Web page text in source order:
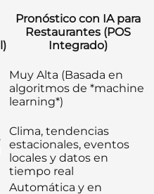
Pronóstico con IA para
Restaurantes (POS
Integrado)
Muy Alta (Basada en
algoritmos de *machine
learning*)
Clima, tendencias
estacionales, eventos
locales y datos en
tiempo real
Automática y en